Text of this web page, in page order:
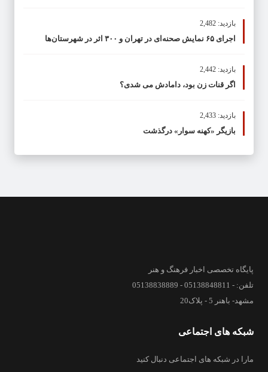
بازدید: 2,482
اجرای ۶۵ نمایش صحنه‌ای در تهران و ۳۰۰ اثر در شهرستان‌ها
بازدید: 2,442
اگر قنات زن بود، دامادش می شدی؟
بازدید: 2,433
بازیگر «کهنه سوار» درگذشت
پایگاه تخصصی اخبار فرهنگ و هنر
تلفن: - 05138848811 - 05138838889
مشهد- باهنر 5 - پلاک20
شبکه های اجتماعی
مارا در شبکه های اجتماعی دنبال کنید